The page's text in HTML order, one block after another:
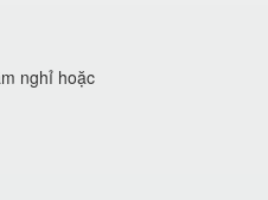
nghỉ hoặc